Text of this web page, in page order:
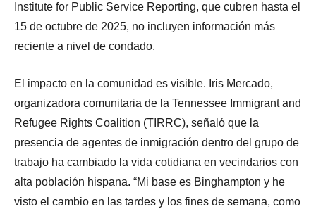
Institute for Public Service Reporting, que cubren hasta el
15 de octubre de 2025, no incluyen información más
reciente a nivel de condado.
El impacto en la comunidad es visible. Iris Mercado,
organizadora comunitaria de la Tennessee Immigrant and
Refugee Rights Coalition (TIRRC), señaló que la
presencia de agentes de inmigración dentro del grupo de
trabajo ha cambiado la vida cotidiana en vecindarios con
alta población hispana. “Mi base es Binghampton y he
visto el cambio en las tardes y los fines de semana, como